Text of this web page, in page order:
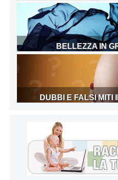
BELLEZZA IN
DUBBI E FALSI MITI